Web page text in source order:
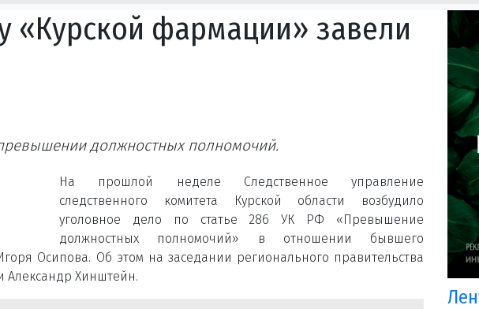
«Курской фармации» завели
должностных полномочий.
На прошлой неделе Следственное управление
следственного комитета Курской области возбудило
уголовное дело по статье 286 УК РФ «Превышение
должностных полномочий» в отношении бывшего
Осипова. Об этом на заседании регионального правительства
Александр Хинштейн.